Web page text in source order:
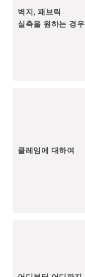
벽지, 패브릭
실측을 원하는 경우
클레임에 대하여